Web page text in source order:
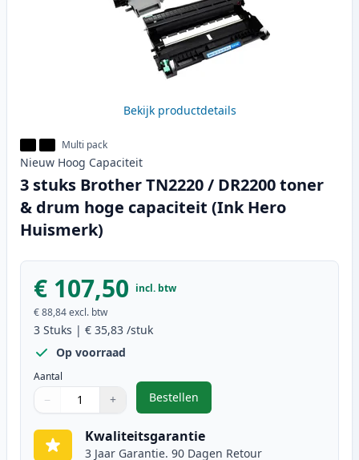
Bekijk productdetails
Multi pack
Nieuw Hoog Capaciteit
3 stuks Brother TN2220 / DR2200 toner
& drum hoge capaciteit (Ink Hero
Huismerk)
€ 107,50 incl. btw
€ 88,84excl. btw
3 Stuks | € 35,83 /stuk
Op voorraad
Aantal
Gebruik de knoppen om aan te passen
− +
1
Bestellen
,3 stuks Brother TN2220 /
Kwaliteitsgarantie
3 Jaar Garantie. 90 Dagen Retour